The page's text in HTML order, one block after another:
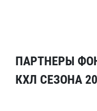
ПАРТНЕРЫ
КХЛ СЕЗОНА